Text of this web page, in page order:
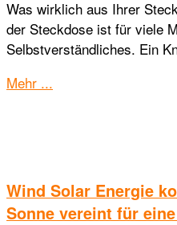
Was wirklich aus Ihrer
der Steckdose ist für viele
Selbstverständliches. Ein
Mehr ...
Wind Solar Energie
Sonne vereint für